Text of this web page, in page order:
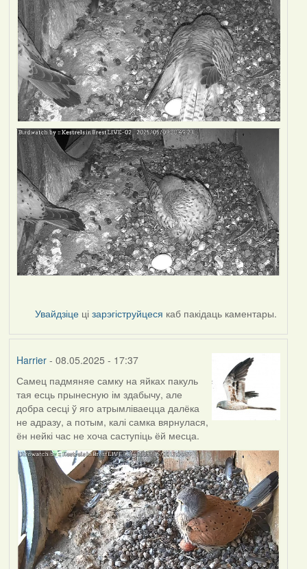
Увайдзіце цізарэгіструйцеся каб пакідаць каментары.
Harrier- 08.05.2025 - 17:37
Самец падмяняе самку на яйках пакуль
тая есць прынесную ім здабычу, але
добра сесці ў яго атрымліваецца далёка
не адразу, а потым, калі самка вярнулася,
ён нейкі час не хоча саступіць ёй месца.